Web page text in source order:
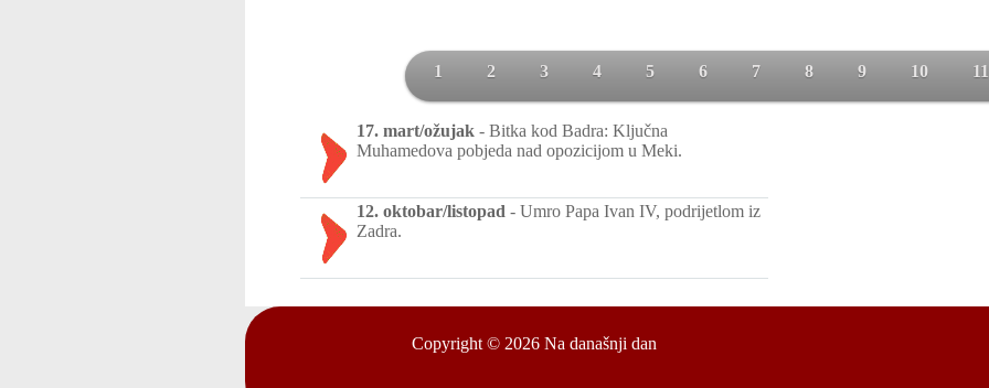
1 2 3 4 5 6 7 8 9 10 11
17. mart/ožujak - Bitka kod Badra: Ključna
Muhamedova pobjeda nad opozicijom u Meki.
12. oktobar/listopad - Umro Papa Ivan IV, podrijetlom iz
Zadra.
Copyright © 2026 Na današnji dan